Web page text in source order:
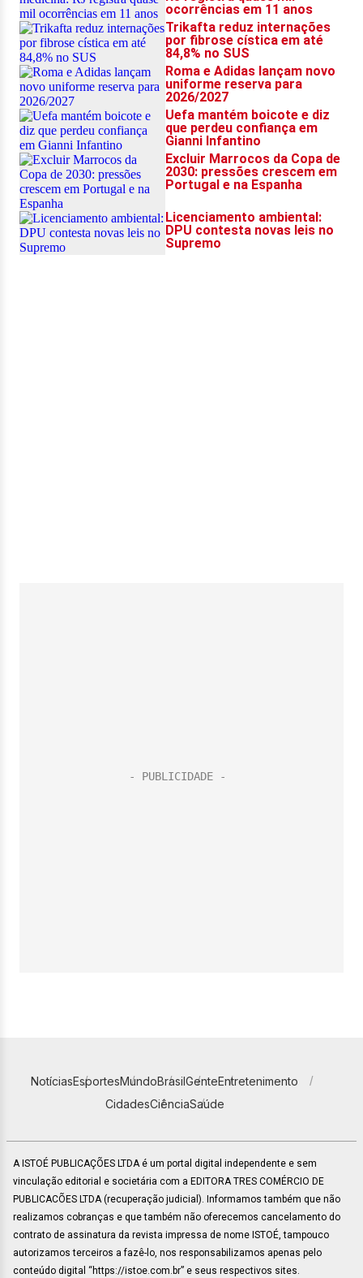
NotíciasEsportesMundoBrasilGenteEntretenimento
CidadesCiênciaSaúde
A ISTOÉ PUBLICAÇÕES LTDA é um portal digital independente e sem
vinculação editorial e societária com a EDITORA TRES COMÉRCIO DE
PUBLICACÕES LTDA (recuperação judicial). Informamos também que não
realizamos cobranças e que também não oferecemos cancelamento do
contrato de assinatura da revista impressa de nome ISTOÉ, tampouco
autorizamos terceiros a fazê-lo, nos responsabilizamos apenas pelo
conteúdo digital “https://istoe.com.br” e seus respectivos sites.